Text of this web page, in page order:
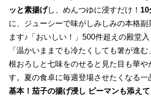
ッと素揚げし、めんつゆに浸すだけ！ 10
に、ジューシーで味がしみしみの本格副
ます♪「おいしい！」500件超えの殿堂入
「温かいままでも冷たくしても箸が進
根おろしと七味をのせると見た目も華や
す。夏の食卓に毎週登場させたくなる一
基本！茄子の揚げ浸し ピーマンも添えて